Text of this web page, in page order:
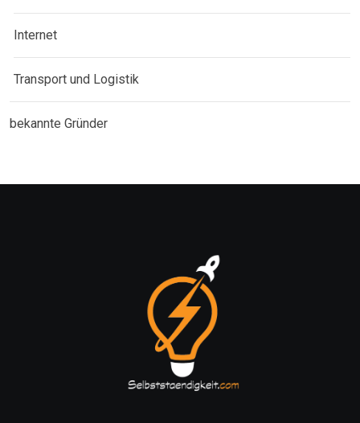
Internet
Transport und Logistik
bekannte Gründer